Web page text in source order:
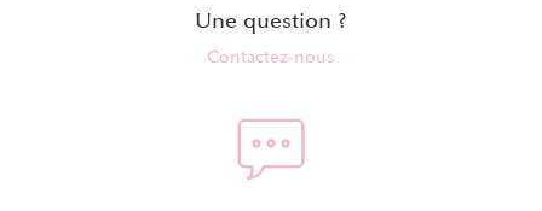
Une question ?
Contactez-nous